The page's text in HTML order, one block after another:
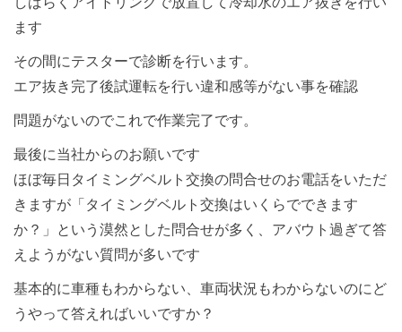
ます
その間にテスターで診断を行います。
エア抜き完了後試運転を行い違和感等がない事を確認
問題がないのでこれで作業完了です。
最後に当社からのお願いです
ほぼ毎日タイミングベルト交換の問合せのお電話をいただ
きますが「タイミングベルト交換はいくらでできます
か？」という漠然とした問合せが多く、アバウト過ぎて答
えようがない質問が多いです
基本的に車種もわからない、車両状況もわからないのにど
うやって答えればいいですか？